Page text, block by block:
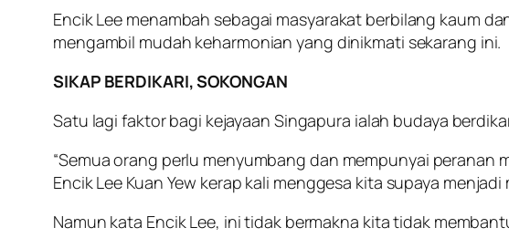
Encik Lee menambah sebagai masyarakat berbilang kaum
mengambil mudah keharmonian yang dinikmati sekarang ini.
SIKAP BERDIKARI, SOKONGAN
Satu lagi faktor bagi kejayaan Singapura ialah budaya
“Semua orang perlu menyumbang dan mempunyai peranan
Encik Lee Kuan Yew kerap kali menggesa kita supaya menjadi
Namun kata Encik Lee, ini tidak bermakna kita tidak